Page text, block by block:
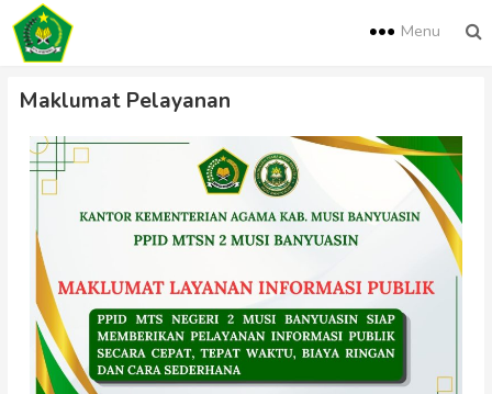
Menu
Maklumat Pelayanan